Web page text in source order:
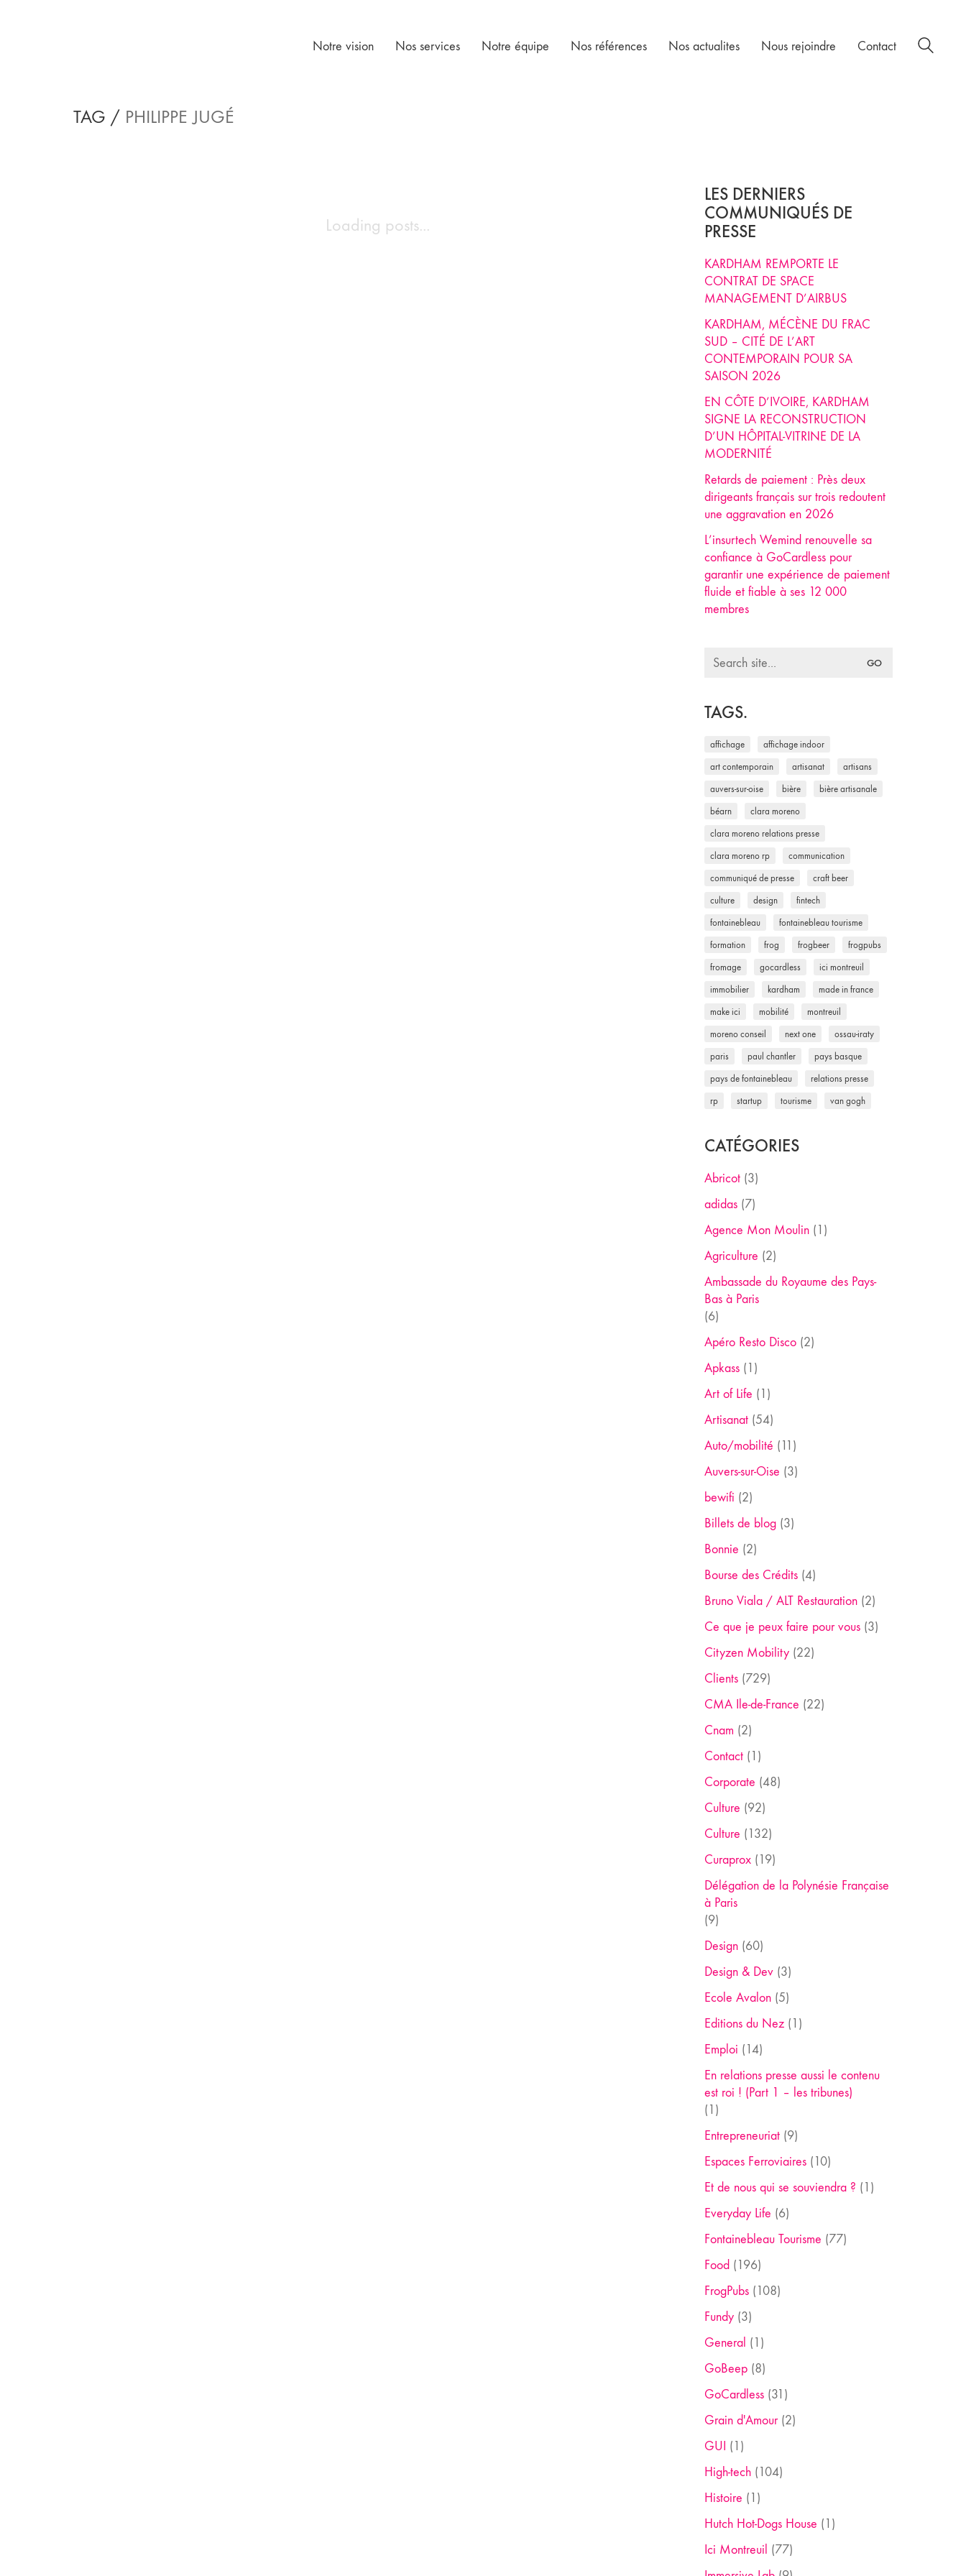
Notre vision Nos services Notre équipe Nos références Nos actualites Nous rejoindre Contact
TAG / PHILIPPE JUGÉ
Loading posts...
LES DERNIERS
COMMUNIQUÉS DE
PRESSE
KARDHAM REMPORTE LE
CONTRAT DE SPACE
MANAGEMENT D’AIRBUS
KARDHAM, MÉCÈNE DU FRAC
SUD – CITÉ DE L’ART
CONTEMPORAIN POUR SA
SAISON 2026
EN CÔTE D’IVOIRE, KARDHAM
SIGNE LA RECONSTRUCTION
D’UN HÔPITAL-VITRINE DE LA
MODERNITÉ
Retards de paiement : Près deux
dirigeants français sur trois redoutent
une aggravation en 2026
L’insurtech Wemind renouvelle sa
confiance à GoCardless pour
garantir une expérience de paiement
fluide et fiable à ses 12 000
membres
Search
TAGS.
affichage affichage indoor
art contemporain artisanat artisans
auvers-sur-oise bière bière artisanale
béarn clara moreno
clara moreno relations presse
clara moreno rp communication
communiqué de presse craft beer
culture design fintech
fontainebleau fontainebleau tourisme
formation frog frogbeer frogpubs
fromage gocardless ici montreuil
immobilier kardham made in france
make ici mobilité montreuil
moreno conseil next one ossau-iraty
paris paul chantler pays basque
pays de fontainebleau relations presse
rp startup tourisme van gogh
CATÉGORIES
Abricot(3)
adidas(7)
Agence Mon Moulin(1)
Agriculture (2)
Ambassade du Royaume des Pays-
Bas à Paris
(6)
Apéro Resto Disco(2)
Apkass(1)
Art of Life (1)
Artisanat(54)
Auto/mobilité (11)
Auvers-sur-Oise (3)
bewifi (2)
Billets de blog(3)
Bonnie (2)
Bourse des Crédits(4)
Bruno Viala / ALT Restauration(2)
Ce que je peux faire pour vous(3)
Cityzen Mobility(22)
Clients(729)
CMA Ile-de-France (22)
Cnam (2)
Contact(1)
Corporate (48)
Culture (92)
Culture (132)
Curaprox(19)
Délégation de la Polynésie Française
à Paris
(9)
Design(60)
Design & Dev(3)
Ecole Avalon(5)
Editions du Nez(1)
Emploi (14)
En relations presse aussi le contenu
est roi ! (Part 1 – les tribunes)
(1)
Entrepreneuriat(9)
Espaces Ferroviaires(10)
Et de nous qui se souviendra ? (1)
Everyday Life (6)
Fontainebleau Tourisme (77)
Food (196)
FrogPubs(108)
Fundy(3)
General (1)
GoBeep(8)
GoCardless(31)
Grain d'Amour(2)
GUI (1)
High-tech(104)
Histoire (1)
Hutch Hot-Dogs House (1)
Ici Montreuil (77)